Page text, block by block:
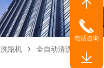
洗瓶机
全自动清洗机
电话咨询